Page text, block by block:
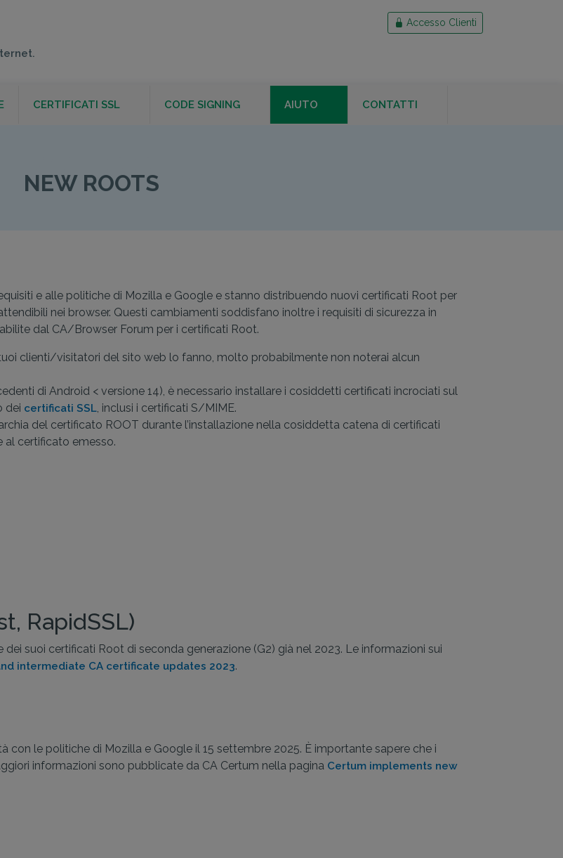
Accesso Clienti
CERTIFICATI SSL CODE SIGNING AIUTO CONTATTI
NEW ROOTS
NEW ROOTS
e alle politiche di Mozilla e Google e stanno distribuendo nuovi certificati Root per
nei browser. Questi cambiamenti soddisfano inoltre i requisiti di sicurezza in
dal CA/Browser Forum per i certificati Root.
clienti/visitatori del sito web lo fanno, molto probabilmente non noterai alcun
di Android < versione 14), è necessario installare i cosiddetti certificati incrociati sul
dei certificati SSL, inclusi i certificati S/MIME.
del certificato ROOT durante l’installazione nella cosiddetta catena di certificati
al certificato emesso.
RapidSSL)
dei suoi certificati Root di seconda generazione (G2) già nel 2023. Le informazioni sui
intermediate CA certificate updates 2023.
le politiche di Mozilla e Google il 15 settembre 2025. È importante sapere che i
informazioni sono pubblicate da CA Certum nella pagina Certum implements new